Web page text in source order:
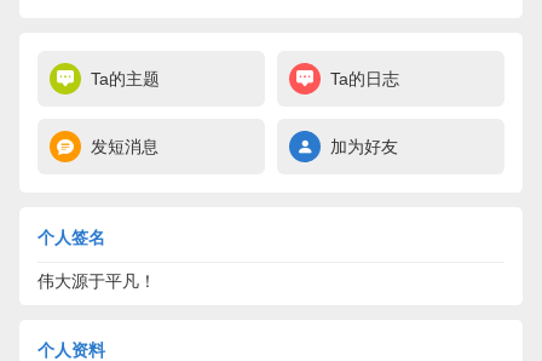
Ta的主题 Ta的日志
发短消息 加为好友
个人签名
伟大源于平凡！
个人资料